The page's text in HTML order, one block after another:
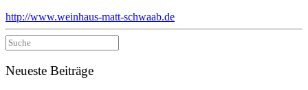
http://www.weinhaus-matt-schwaab.de
Suche
nach:
Neueste Beiträge